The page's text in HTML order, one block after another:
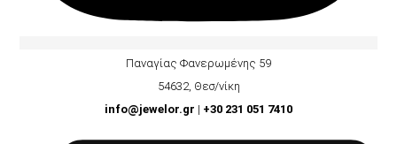
Παναγίας Φανερωμένης 59
54632, Θεσ/νίκη
info@jewelor.gr | +30 231 051 7410